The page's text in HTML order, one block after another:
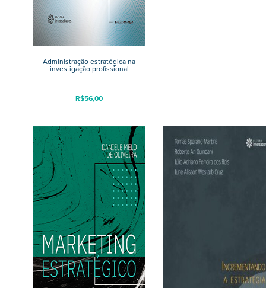
Administração estratégica na
investigação profissional
R$56,00